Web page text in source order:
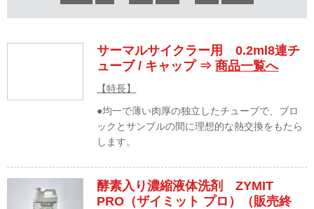
サーマルサイクラー用 0.2ml8連チ
ューブ / キャップ ⇒商品一覧へ
【特長】
●均一で薄い肉厚の独立したチューブで、ブロ
ックとサンプルの間に理想的な熱交換をもたら
します。
酵素入り濃縮液体洗剤 ZYMIT
PRO（ザイミット プロ）（販売終